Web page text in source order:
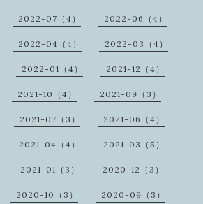
2022-07（4） 2022-06（4）
2022-04（4） 2022-03（4）
2022-01（4） 2021-12（4）
2021-10（4） 2021-09（3）
2021-07（3） 2021-06（4）
2021-04（4） 2021-03（5）
2021-01（3） 2020-12（3）
2020-10（3） 2020-09（3）